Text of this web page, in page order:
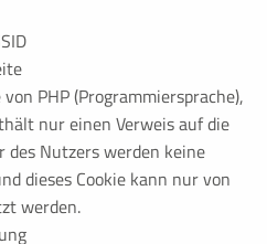
von PHP (Programmiersprache),
nur einen Verweis auf die
Nutzers werden keine
dieses Cookie kann nur von
werden.